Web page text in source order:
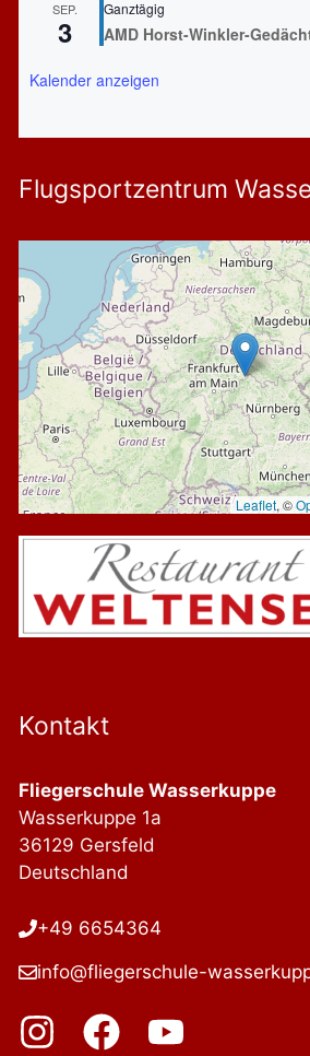
SEP.
3
Ganztägig
AMD Horst-Winkler-
Kalender anzeigen
Flugsportzentrum
Leaflet, ©
Kontakt
Fliegerschule Wasserkuppe
Wasserkuppe 1a
36129 Gersfeld
Deutschland
+49 6654364
info@fliegerschule-